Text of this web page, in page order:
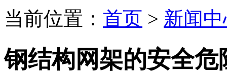
当前位置： 首页 > 新闻
钢结构网架的安全危